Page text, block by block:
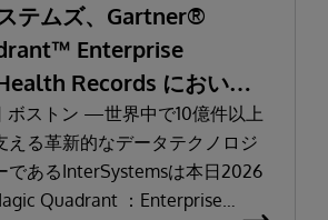
テムズ、Gartner®
Enterprise
Records において
と評価される
ボストン —世界中で10億件以上
える革新的なデータテクノロジ
であるInterSystemsは本日2026
Quadrant ：Enterprise